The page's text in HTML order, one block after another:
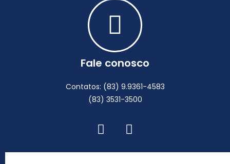
Fale conosco
Contatos: (83) 9.9361-4583
(83) 3531-3500